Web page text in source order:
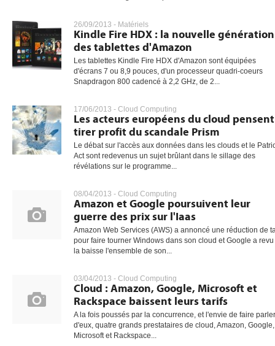
26/09/2013 - Matériels
Kindle Fire HDX : la nouvelle génération
des tablettes d'Amazon
Les tablettes Kindle Fire HDX d'Amazon sont équipées
d'écrans 7 ou 8,9 pouces, d'un processeur quadri-coeurs
Snapdragon 800 cadencé à 2,2 GHz, de 2...
17/06/2013 - Cloud Computing
Les acteurs européens du cloud pensent
tirer profit du scandale Prism
Le débat sur l'accès aux données dans les clouds et le
Act sont redevenus un sujet brûlant dans le sillage des
révélations sur le programme...
08/04/2013 - Cloud Computing
Amazon et Google poursuivent leur
guerre des prix sur l'Iaas
Amazon Web Services (AWS) a annoncé une réduction de
pour faire tourner Windows dans son cloud et Google a revu
la baisse l'ensemble de son...
03/04/2013 - Cloud Computing
Cloud : Amazon, Google, Microsoft et
Rackspace baissent leurs tarifs
A la fois poussés par la concurrence, et l'envie de faire parler
d'eux, quatre grands prestataires de cloud, Amazon, Google,
Microsoft et Rackspace...